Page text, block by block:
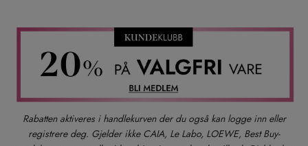
Rabatten aktiveres i handlekurven der du også kan logge inn eller
registrere deg. Gjelder ikke CAIA, Le Labo, LOEWE, Best Buy-